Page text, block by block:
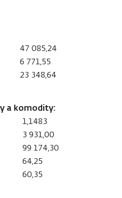
47 085,24
6 771,55
23 348,64
a komodity:
1,1483
3 931,00
99 174,30
64,25
60,35